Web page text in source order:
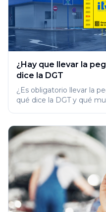
¿Hay que llevar la
dice la DGT
¿Es obligatorio llevar la
qué dice la DGT y qué